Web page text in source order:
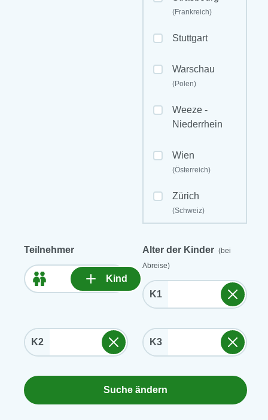
(Frankreich)
Stuttgart
Warschau
(Polen)
Weeze -
Niederrhein
Wien
(Österreich)
Zürich
(Schweiz)
Teilnehmer
Kind
Alter der Kinder (bei
Abreise)
K1
K2 K3
Suche ändern